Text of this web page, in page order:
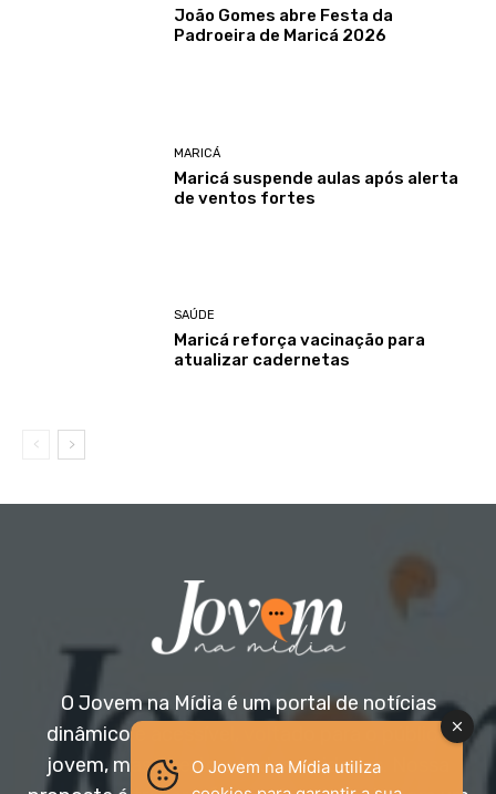
João Gomes abre Festa da
Padroeira de Maricá 2026
MARICÁ
Maricá suspende aulas após alerta
de ventos fortes
SAÚDE
Maricá reforça vacinação para
atualizar cadernetas
O Jovem na Mídia é um portal de notícias
dinâmico e acessível, voltado para o público
jovem, mas aberto a todas as idades. Nossa
O Jovem na Mídia utiliza